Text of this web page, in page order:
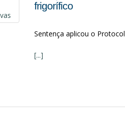
frigorífico
Sentença aplicou o
[...]